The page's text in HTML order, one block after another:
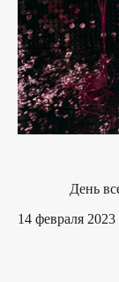
День
14 февраля